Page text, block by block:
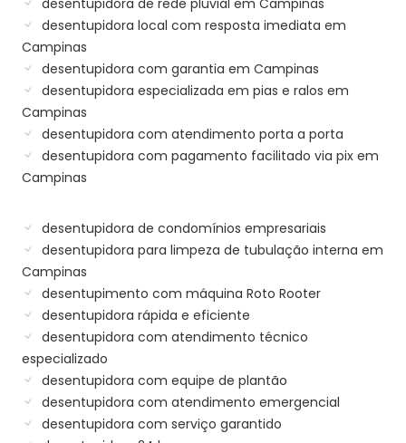
desentupidora local com resposta imediata em
Campinas
desentupidora com garantia em Campinas
desentupidora especializada em pias e ralos em
Campinas
desentupidora com atendimento porta a porta
desentupidora com pagamento facilitado via pix em
Campinas
desentupidora de condomínios empresariais
desentupidora para limpeza de tubulação interna em
Campinas
desentupimento com máquina Roto Rooter
desentupidora rápida e eficiente
desentupidora com atendimento técnico
especializado
desentupidora com equipe de plantão
desentupidora com atendimento emergencial
desentupidora com serviço garantido